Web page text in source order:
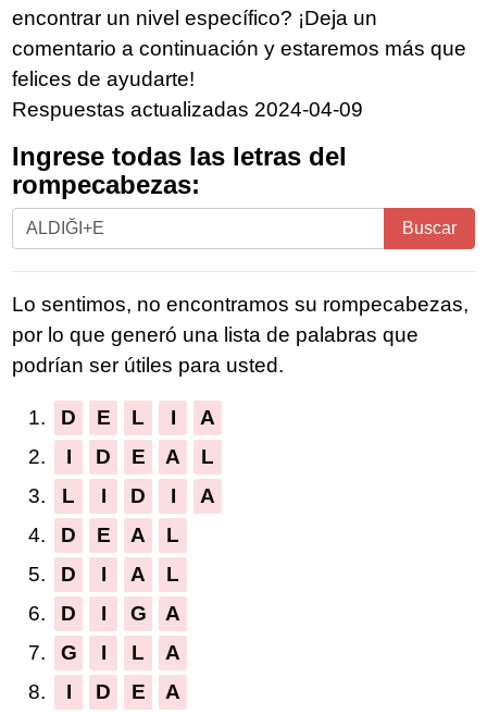
encontrar un nivel específico? ¡Deja un
comentario a continuación y estaremos más que
felices de ayudarte!
Respuestas actualizadas 2024-04-09
Ingrese todas las letras del
rompecabezas:
Ingrese
todas
letras
del
rompecabezas:
Buscar
Lo sentimos, no encontramos su rompecabezas,
por lo que generó una lista de palabras que
podrían ser útiles para usted.
1. D E L I
A
2.
I D E A
L
3.
L I D I
A
4.
D E A
L
5.
D I A
L
6.
D I G
A
7.
G I L
A
8.
I D E
A